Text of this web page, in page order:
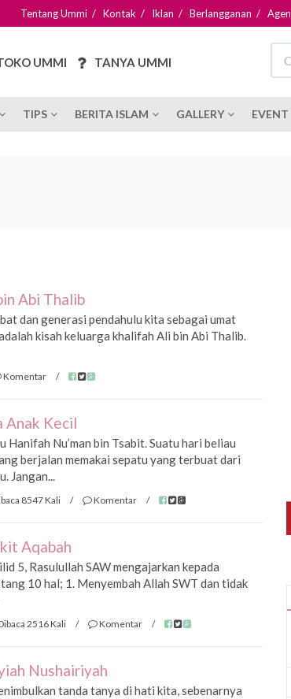
Tentang Ummi/ Kontak / Iklan / Berlangganan / Agen
UMMI TANYA UMMI
TIPS BERITA ISLAM GALLERY EVENT
Abi Thalib
dan generasi pendahulu kita sebagai umat
kisah keluarga khalifah Ali bin Abi Thalib.
Komentar /
Anak Kecil
Nu’man bin Tsabit. Suatu hari beliau
berjalan memakai sepatu yang terbuat dari
Jangan...
8547 Kali / Komentar /
Aqabah
5, Rasulullah SAW mengajarkan kepada
10 hal; 1. Menyembah Allah SWT dan tidak
2516 Kali / Komentar /
Nushairiyah
tanda tanya di hati kita, sebenarnya